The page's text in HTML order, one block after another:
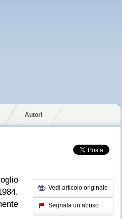
Autori
Vedi articolo originale
Segnala un abuso